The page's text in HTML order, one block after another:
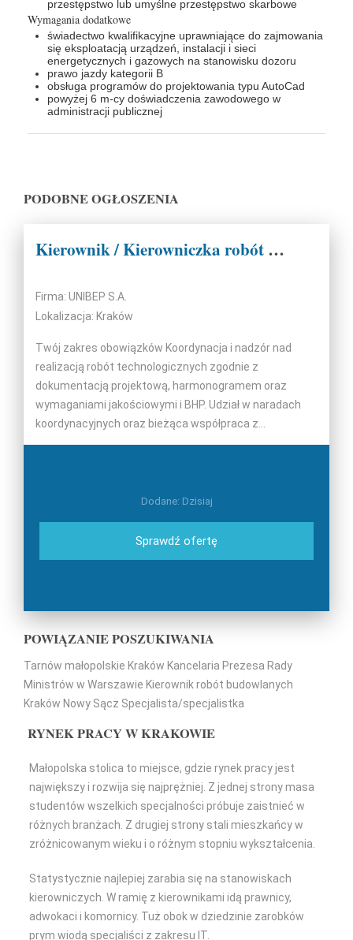
przestępstwo lub umyślne przestępstwo skarbowe
Wymagania dodatkowe
świadectwo kwalifikacyjne uprawniające do zajmowania
się eksploatacją urządzeń, instalacji i sieci
energetycznych i gazowych na stanowisku dozoru
prawo jazdy kategorii B
obsługa programów do projektowania typu AutoCad
powyżej 6 m-cy doświadczenia zawodowego w
administracji publicznej
PODOBNE OGŁOSZENIA
Kierownik / Kierowniczka robót technologicznych
Firma: UNIBEP S.A.
Lokalizacja: Kraków
Twój zakres obowiązków Koordynacja i nadzór nad
realizacją robót technologicznych zgodnie z
dokumentacją projektową, harmonogramem oraz
wymaganiami jakościowymi i BHP. Udział w naradach
koordynacyjnych oraz bieżąca współpraca z...
Dodane: Dzisiaj
Sprawdź ofertę
POWIĄZANIE POSZUKIWANIA
Tarnów małopolskie Kraków Kancelaria Prezesa Rady
Ministrów w Warszawie Kierownik robót budowlanych
Kraków Nowy Sącz Specjalista/specjalistka
RYNEK PRACY W KRAKOWIE
Małopolska stolica to miejsce, gdzie rynek pracy jest
największy i rozwija się najprężniej. Z jednej strony masa
studentów wszelkich specjalności próbuje zaistnieć w
różnych branżach. Z drugiej strony stali mieszkańcy w
zróżnicowanym wieku i o różnym stopniu wykształcenia.
Statystycznie najlepiej zarabia się na stanowiskach
kierowniczych. W ramię z kierownikami idą prawnicy,
adwokaci i komornicy. Tuż obok w dziedzinie zarobków
prym wiodą specjaliści z zakresu IT.